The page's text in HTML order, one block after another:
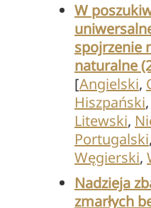
W
spojrzenie
naturalne
[Angielski,
Hiszpański,
Litewski,
Portugalski,
Węgierski,
Nadzieja
zmarłych